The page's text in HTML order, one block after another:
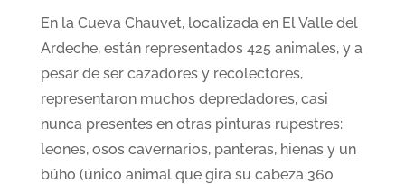
En la Cueva Chauvet, localizada en El Valle del
Ardeche, están representados 425 animales, y a
pesar de ser cazadores y recolectores,
representaron muchos depredadores, casi
nunca presentes en otras pinturas rupestres:
leones, osos cavernarios, panteras, hienas y un
búho (único animal que gira su cabeza 360